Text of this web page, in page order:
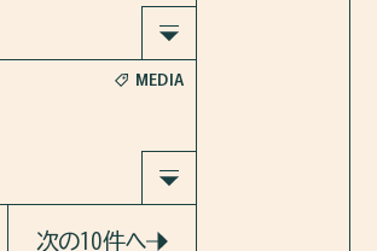
MEDIA
次の10件へ